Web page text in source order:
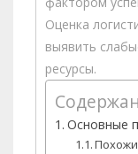
Оценка
выявить
ресурсы.
Основные